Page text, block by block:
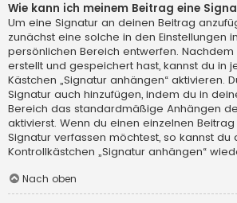
Wie kann ich meinem Beitrag eine
Um eine Signatur an deinen Beitrag
zunächst eine solche in den Einstellungen
persönlichen Bereich entwerfen.
erstellt und gespeichert hast, kannst du in
Kästchen „Signatur anhängen“ aktivieren.
Signatur auch hinzufügen, indem du in
Bereich das standardmäßige Anhängen
aktivierst. Wenn du einen einzelnen
Signatur verfassen möchtest, so kannst du
Kontrollkästchen „Signatur anhängen“
Nach oben